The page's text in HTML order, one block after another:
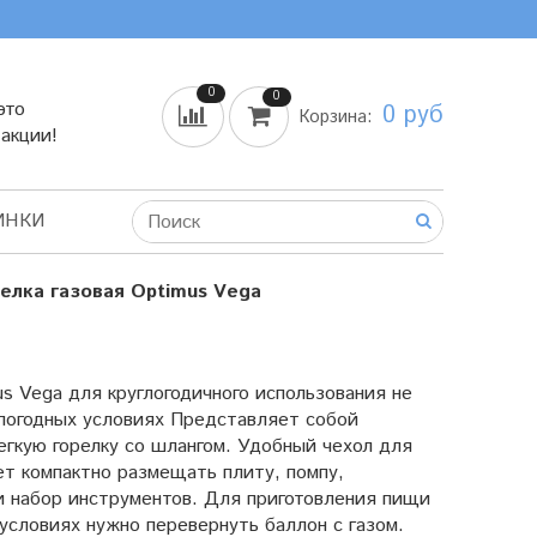
0 0
Корзина: 0 руб
газовая Optimus Vega
Vega для круглогодичного использования не
условиях Представляет собой
горелку со шлангом. Удобный чехол для
компактно размещать плиту, помпу,
инструментов. Для приготовления пищи
нужно перевернуть баллон с газом.